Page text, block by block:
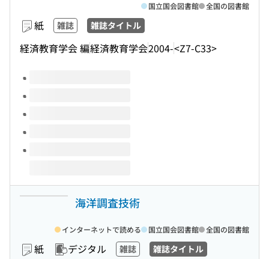
紙 雑誌 雑誌タイトル
経済教育学会 編経済教育学会2004-<Z7-C33>
国立国会図書館 全国の図書館
このタイトルの巻号
海洋調査技術
紙 デジタル 雑誌 雑誌タイトル
インターネットで読める 国立国会図書館 全国の図書館